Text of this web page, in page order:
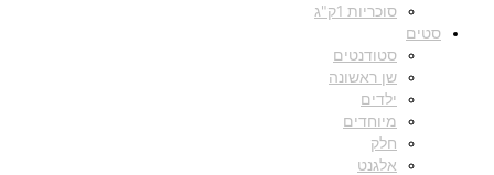
סוכריות 1ק"ג
סטים
סטודנטים
שן ראשונה
ילדים
מיוחדים
חלק
אלגנט